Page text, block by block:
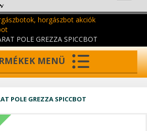
horgászbot akciók
POLE GREZZA SPICCBOT
MENÜ
POLE GREZZA SPICCBOT